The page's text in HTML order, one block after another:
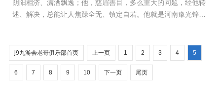
阴阳相济、潇洒飘逸；他，慈眉善目，多么重大的问题，经他转
述、解决，总能让人焦躁全无、镇定自若。他就是河南豫光锌业
j9九游会老哥俱乐部首页 上一页 1 2 3 4 5
6 7 8 9 10 下一页 尾页